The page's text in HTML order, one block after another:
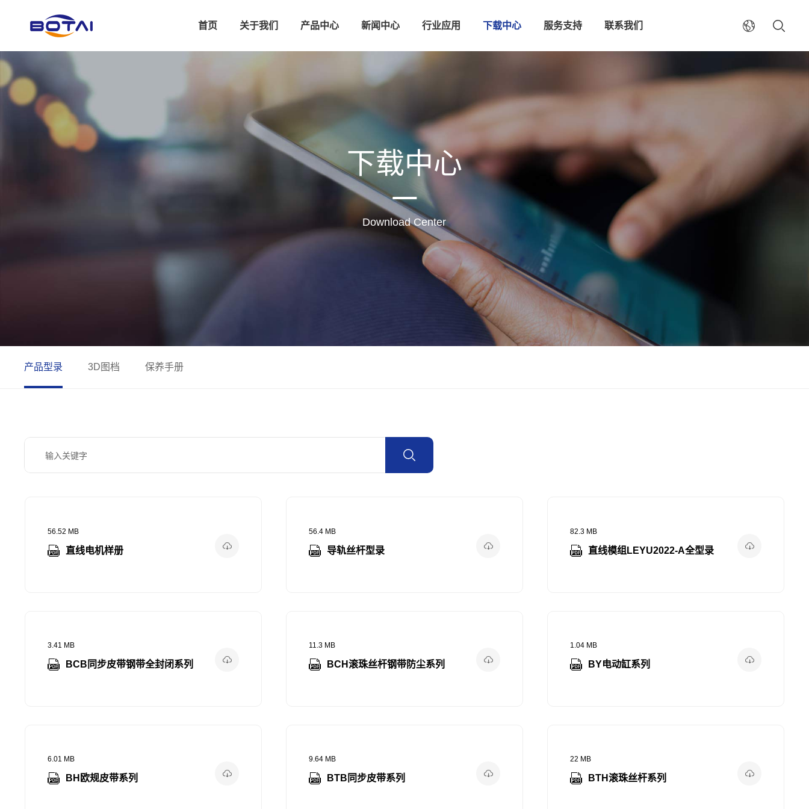
首页 关于我们 产品中心 新闻中心 行业应用 下载中心 服务支持 联系我们
下载中心
Download Center
产品型录 3D图档 保养手册
56.52 MB
直线电机样册
56.4 MB
导轨丝杆型录
82.3 MB
直线模组LEYU2022-A全型录
3.41 MB
BCB同步皮带钢带全封闭系列
11.3 MB
BCH滚珠丝杆钢带防尘系列
1.04 MB
BY电动缸系列
6.01 MB
BH欧规皮带系列
9.64 MB
BTB同步皮带系列
22 MB
BTH滚珠丝杆系列